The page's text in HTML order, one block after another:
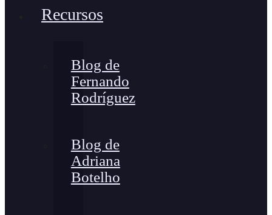
Recursos
Blog de
Fernando
Rodríguez
Blog de
Adriana
Botelho